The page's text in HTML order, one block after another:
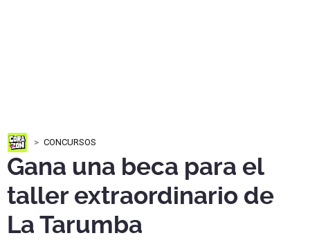
CONCURSOS
Gana una beca para el
taller extraordinario de
La Tarumba